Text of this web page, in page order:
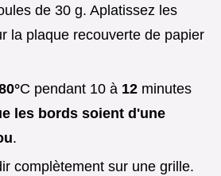
de 30 g. Aplatissez les
la plaque recouverte de papier
C pendant 10 à 12 minutes
les bords soient d'une
.
complètement sur une grille.